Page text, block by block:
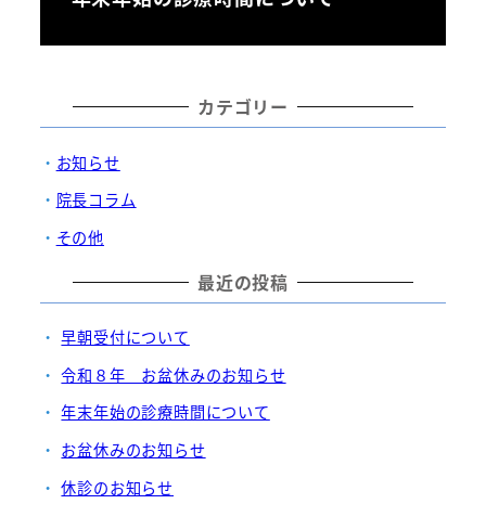
カテゴリー
お知らせ
院長コラム
その他
最近の投稿
早朝受付について
令和８年 お盆休みのお知らせ
年末年始の診療時間について
お盆休みのお知らせ
休診のお知らせ